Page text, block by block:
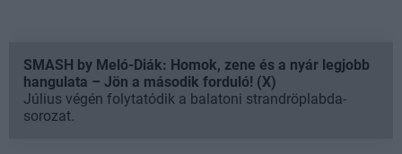
SMASH by Meló-Diák: Homok, zene és a nyár legjobb
hangulata – Jön a második forduló! (X)
Július végén folytatódik a balatoni strandröplabda-
sorozat.